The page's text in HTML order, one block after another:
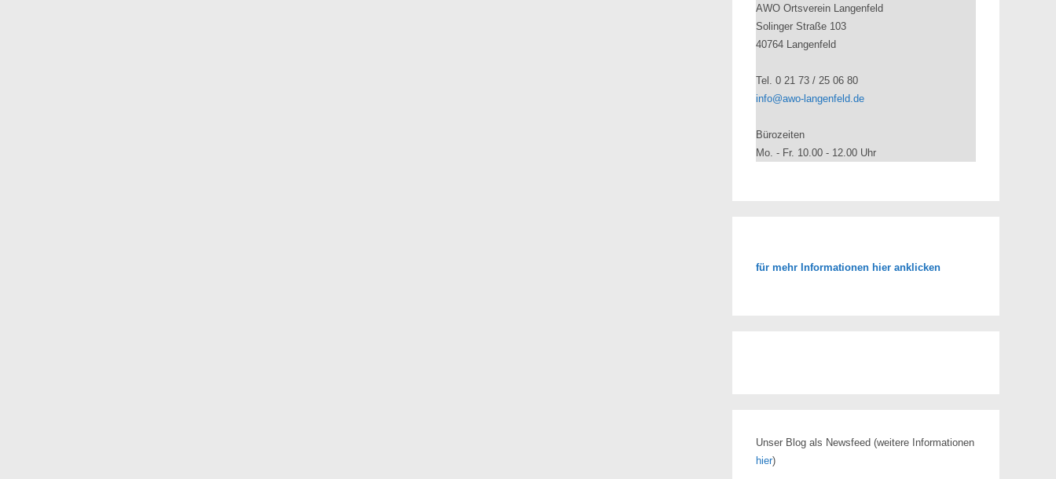
AWO Ortsverein Langenfeld
Solinger Straße 103
40764 Langenfeld
Tel. 0 21 73 / 25 06 80
info@awo-langenfeld.de
Bürozeiten
Mo. - Fr. 10.00 - 12.00 Uhr
für mehr Informationen hier anklicken
Unser Blog als Newsfeed (weitere Informationen
hier)